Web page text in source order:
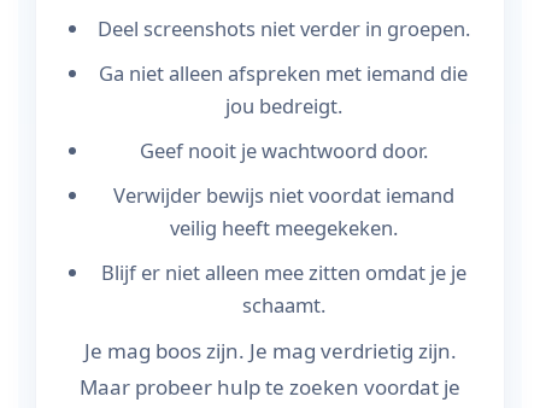
Deel screenshots niet verder in groepen.
Ga niet alleen afspreken met iemand die
jou bedreigt.
Geef nooit je wachtwoord door.
Verwijder bewijs niet voordat iemand
veilig heeft meegekeken.
Blijf er niet alleen mee zitten omdat je je
schaamt.
Je mag boos zijn. Je mag verdrietig zijn.
Maar probeer hulp te zoeken voordat je